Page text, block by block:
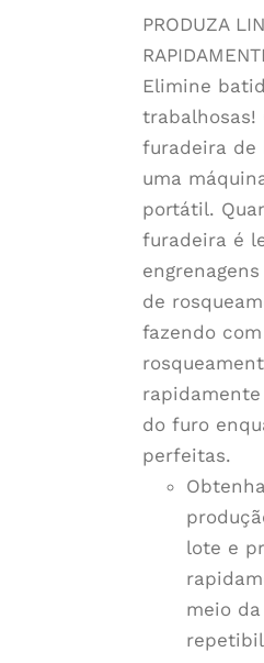
PRODUZA
Elimine
trabalhosas!
furadeira de
uma
portátil.
furadeira é
de
fazendo
do furo
perfeitas.
lote e
meio